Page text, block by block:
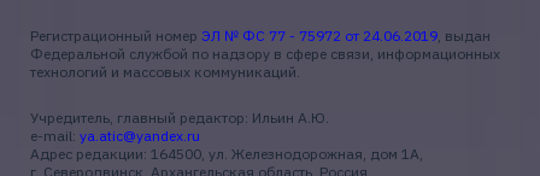
Регистрационный номер ЭЛ № ФС 77 - 75972 от 24.06.2019, выдан
Федеральной службой по надзору в сфере связи, информационных
технологий и массовых коммуникаций.
Учредитель, главный редактор: Ильин А.Ю.
e-mail: ya.atic@yandex.ru
Адрес редакции: 164500, ул. Железнодорожная, дом 1А,
г. Северодвинск, Архангельская область, Россия